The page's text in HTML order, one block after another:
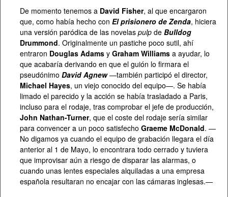
De momento tenemos a David Fisher, al que encargaron
que, como había hecho con El prisionero de Zenda, hiciera
una versión paródica de las novelas pulp de Bulldog
Drummond. Originalmente un pastiche poco sutil, ahí
entraron Douglas Adams y Graham Williams a ayudar, lo
que acabaría derivando en que el guión lo firmara el
pseudónimo David Agnew—también participó el director,
Michael Hayes, un viejo conocido del equipo—. Se había
limado el parecido y la acción se había trasladado a Paris,
incluso para el rodaje, tras comprobar el jefe de producción,
John Nathan-Turner, que el coste del rodaje sería similar
para convencer a un poco satisfecho Graeme McDonald. —
No digamos ya cuando el equipo de grabación llegara el día
anterior al 1 de Mayo, lo encontrara todo cerrado y tuviera
que improvisar aún a riesgo de disparar las alarmas, o
cuando unas lentes especiales alquiladas a una empresa
española resultaran no encajar con las cámaras inglesas.—